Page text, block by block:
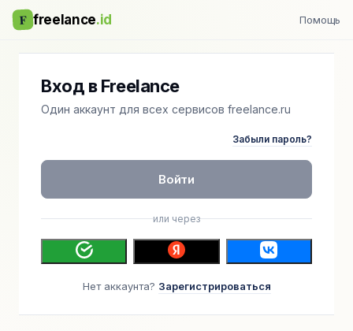
F freelance.id Помощь
Вход в Freelance
Один аккаунт для всех сервисов freelance.ru
Забыли пароль?
Войти
или через
Нет аккаунта? Зарегистрироваться